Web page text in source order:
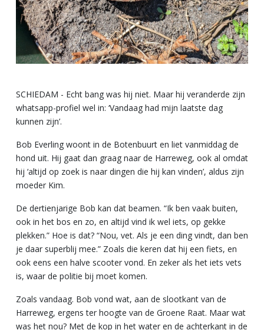
SCHIEDAM - Echt bang was hij niet. Maar hij veranderde zijn
whatsapp-profiel wel in: ‘Vandaag had mijn laatste dag
kunnen zijn’.
Bob Everling woont in de Botenbuurt en liet vanmiddag de
hond uit. Hij gaat dan graag naar de Harreweg, ook al omdat
hij ‘altijd op zoek is naar dingen die hij kan vinden’, aldus zijn
moeder Kim.
De dertienjarige Bob kan dat beamen. “Ik ben vaak buiten,
ook in het bos en zo, en altijd vind ik wel iets, op gekke
plekken.” Hoe is dat? “Nou, vet. Als je een ding vindt, dan ben
je daar superblij mee.” Zoals die keren dat hij een fiets, en
ook eens een halve scooter vond. En zeker als het iets vets
is, waar de politie bij moet komen.
Zoals vandaag. Bob vond wat, aan de slootkant van de
Harreweg, ergens ter hoogte van de Groene Raat. Maar wat
was het nou? Met de kop in het water en de achterkant in de